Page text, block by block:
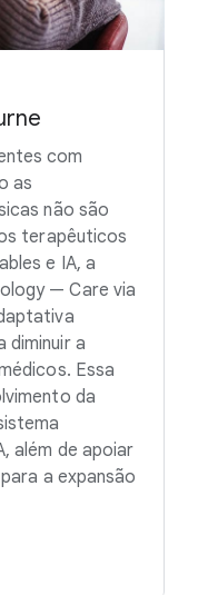
com
as
não são
terapêuticos
e IA, a
— Care via
diminuir a
Essa
da
além de apoiar
a expansão